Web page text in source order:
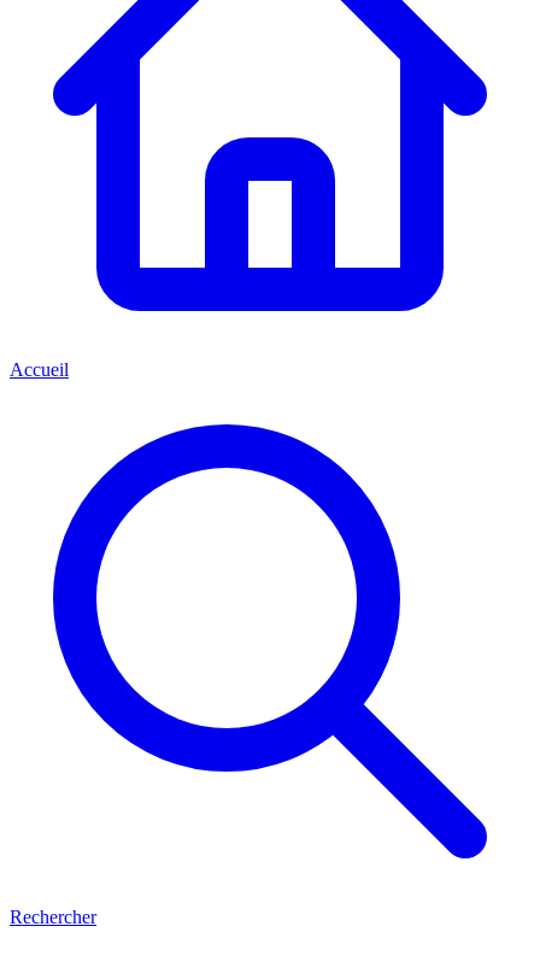
Accueil
Rechercher